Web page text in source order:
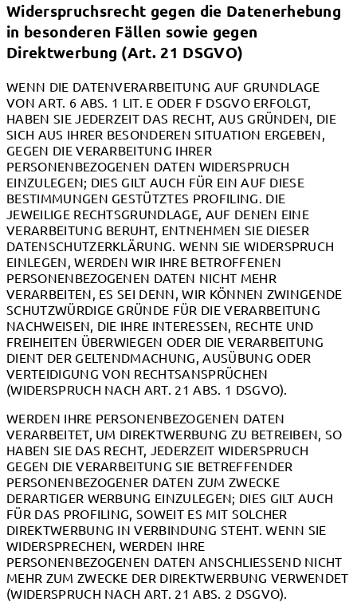
Widerspruchsrecht gegen die Datenerhebung
in besonderen Fällen sowie gegen
Direktwerbung (Art. 21 DSGVO)
WENN DIE DATENVERARBEITUNG AUF GRUNDLAGE
VON ART. 6 ABS. 1 LIT. E ODER F DSGVO ERFOLGT,
HABEN SIE JEDERZEIT DAS RECHT, AUS GRÜNDEN, DIE
SICH AUS IHRER BESONDEREN SITUATION ERGEBEN,
GEGEN DIE VERARBEITUNG IHRER
PERSONENBEZOGENEN DATEN WIDERSPRUCH
EINZULEGEN; DIES GILT AUCH FÜR EIN AUF DIESE
BESTIMMUNGEN GESTÜTZTES PROFILING. DIE
JEWEILIGE RECHTSGRUNDLAGE, AUF DENEN EINE
VERARBEITUNG BERUHT, ENTNEHMEN SIE DIESER
DATENSCHUTZERKLÄRUNG. WENN SIE WIDERSPRUCH
EINLEGEN, WERDEN WIR IHRE BETROFFENEN
PERSONENBEZOGENEN DATEN NICHT MEHR
VERARBEITEN, ES SEI DENN, WIR KÖNNEN ZWINGENDE
SCHUTZWÜRDIGE GRÜNDE FÜR DIE VERARBEITUNG
NACHWEISEN, DIE IHRE INTERESSEN, RECHTE UND
FREIHEITEN ÜBERWIEGEN ODER DIE VERARBEITUNG
DIENT DER GELTENDMACHUNG, AUSÜBUNG ODER
VERTEIDIGUNG VON RECHTSANSPRÜCHEN
(WIDERSPRUCH NACH ART. 21 ABS. 1 DSGVO).
WERDEN IHRE PERSONENBEZOGENEN DATEN
VERARBEITET, UM DIREKTWERBUNG ZU BETREIBEN, SO
HABEN SIE DAS RECHT, JEDERZEIT WIDERSPRUCH
GEGEN DIE VERARBEITUNG SIE BETREFFENDER
PERSONENBEZOGENER DATEN ZUM ZWECKE
DERARTIGER WERBUNG EINZULEGEN; DIES GILT AUCH
FÜR DAS PROFILING, SOWEIT ES MIT SOLCHER
DIREKTWERBUNG IN VERBINDUNG STEHT. WENN SIE
WIDERSPRECHEN, WERDEN IHRE
PERSONENBEZOGENEN DATEN ANSCHLIESSEND NICHT
MEHR ZUM ZWECKE DER DIREKTWERBUNG VERWENDET
(WIDERSPRUCH NACH ART. 21 ABS. 2 DSGVO).